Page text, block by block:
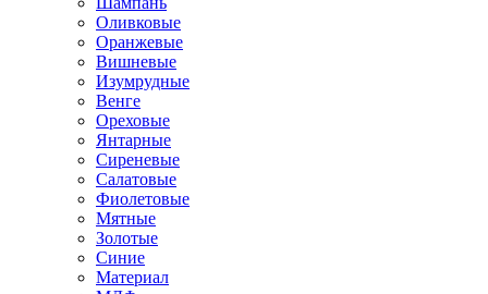
Оливковые
Оранжевые
Вишневые
Изумрудные
Венге
Ореховые
Янтарные
Сиреневые
Салатовые
Фиолетовые
Мятные
Золотые
Синие
Материал